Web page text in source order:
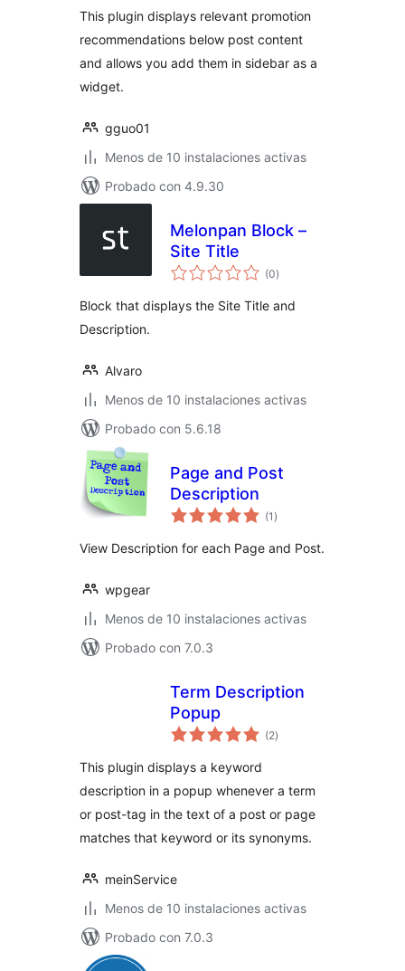
This plugin displays relevant promotion
recommendations below post content
and allows you add them in sidebar as a
widget.
gguo01
Menos de 10 instalaciones activas
Probado con 4.9.30
Melonpan Block –
Site Title
(0total
de
)
Block that displays the Site Title and
Description.
Alvaro
Menos de 10 instalaciones activas
Probado con 5.6.18
Page and Post
Description
(1 total
de
)
View Description for each Page and Post.
wpgear
Menos de 10 instalaciones activas
Probado con 7.0.3
Term Description
Popup
(2total
de
)
This plugin displays a keyword
description in a popup whenever a term
or post-tag in the text of a post or page
matches that keyword or its synonyms.
meinService
Menos de 10 instalaciones activas
Probado con 7.0.3